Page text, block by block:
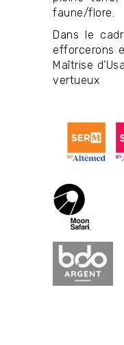
faune/flore.
Dans le
efforcerons
Maîtrise
vertueux